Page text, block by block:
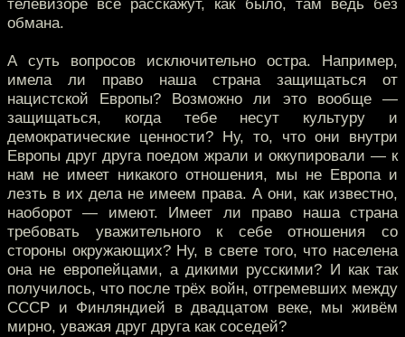
телевизоре всё расскажут, как было, там ведь без
обмана.
А суть вопросов исключительно остра. Например,
имела ли право наша страна защищаться от
нацистской Европы? Возможно ли это вообще —
защищаться, когда тебе несут культуру и
демократические ценности? Ну, то, что они внутри
Европы друг друга поедом жрали и оккупировали — к
нам не имеет никакого отношения, мы не Европа и
лезть в их дела не имеем права. А они, как известно,
наоборот — имеют. Имеет ли право наша страна
требовать уважительного к себе отношения со
стороны окружающих? Ну, в свете того, что населена
она не европейцами, а дикими русскими? И как так
получилось, что после трёх войн, отгремевших между
СССР и Финляндией в двадцатом веке, мы живём
мирно, уважая друг друга как соседей?